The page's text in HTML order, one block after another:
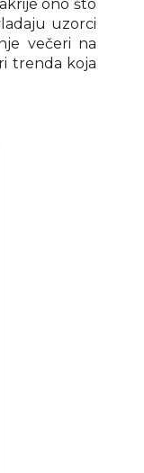
ono što
uzorci
večeri na
trenda koja